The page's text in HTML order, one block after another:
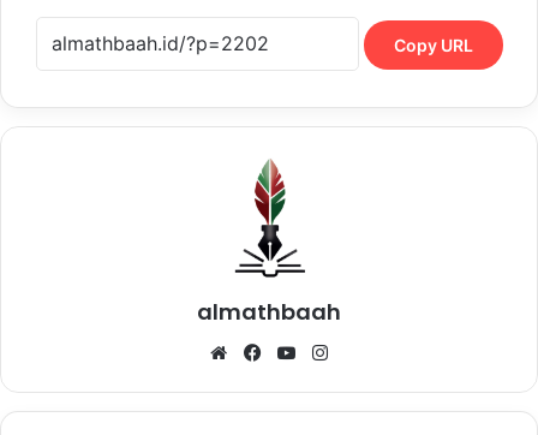
Copy URL
almathbaah
WebsiteFacebookYouTube